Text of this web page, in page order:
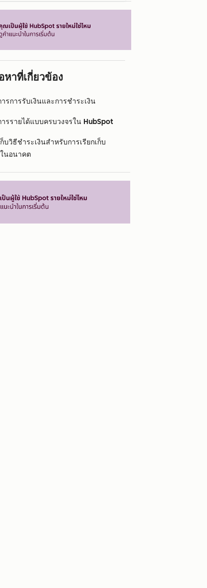
หาที่เกี่ยวข้อง
ารการรับเงินและการชำระเงิน
ารรายได้แบบครบวงจรใน HubSpot
บวิธีชำระเงินสำหรับการเรียกเก็บ
ในอนาคต